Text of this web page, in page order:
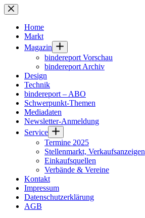
Zum
Inhalt
springenHome
Markt
Magazin
bindereport Vorschau
bindereport Archiv
Design
Technik
bindereport – ABO
Schwerpunkt-Themen
Mediadaten
Newsletter-Anmeldung
Service
Termine 2025
Stellenmarkt, Verkaufsanzeigen
Einkaufsquellen
Verbände & Vereine
Kontakt
Impressum
Datenschutzerklärung
AGB